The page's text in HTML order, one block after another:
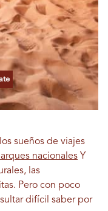
sueños de viajes
nacionales Y
las
Pero con poco
difícil saber por